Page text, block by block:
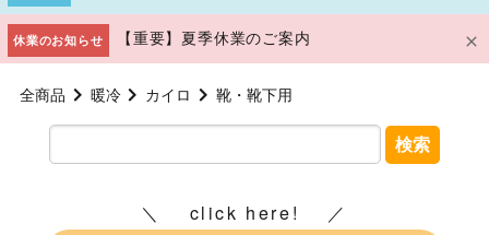
休業のお知らせ 【重要】夏季休業のご案内
全商品 暖冷 カイロ 靴・靴下用
検索
click here!